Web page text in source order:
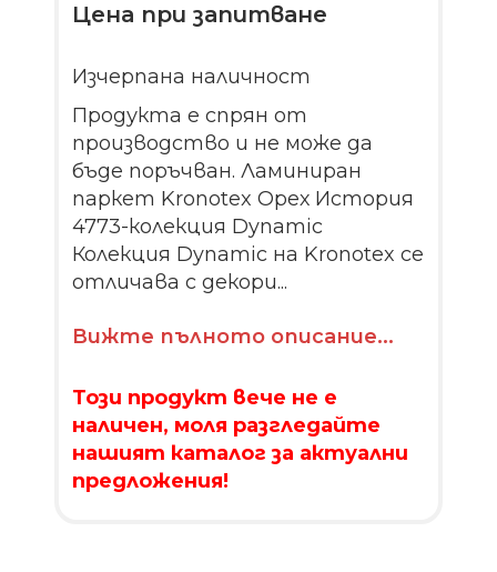
Цена при запитване
Изчерпана наличност
Продукта е спрян от
производство и не може да
бъде поръчван. Ламиниран
паркет Kronotex Орех История
4773-колекция Dynamic
Колекция Dynamic на Kronotex се
отличава с декори...
Вижте пълното описание...
Този продукт вече не е
наличен, моля разгледайте
нашият каталог за актуални
предложения!